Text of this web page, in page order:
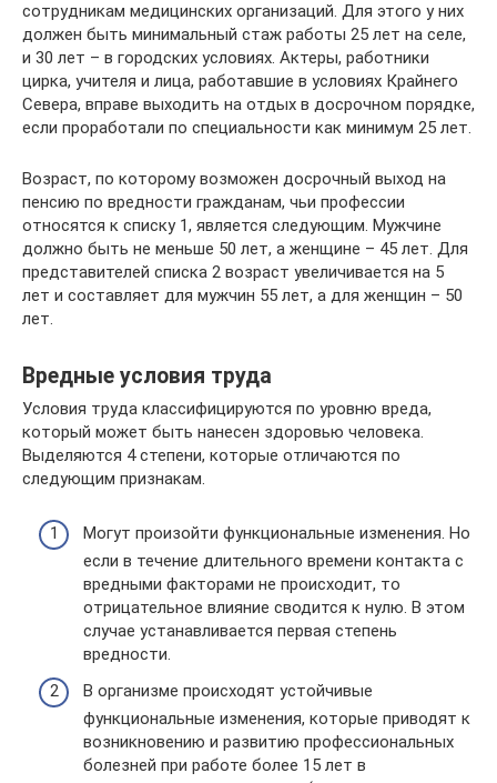
сотрудникам медицинских организаций. Для этого у них
должен быть минимальный стаж работы 25 лет на селе,
и 30 лет – в городских условиях. Актеры, работники
цирка, учителя и лица, работавшие в условиях Крайнего
Севера, вправе выходить на отдых в досрочном порядке,
если проработали по специальности как минимум 25 лет.
Возраст, по которому возможен досрочный выход на
пенсию по вредности гражданам, чьи профессии
относятся к списку 1, является следующим. Мужчине
должно быть не меньше 50 лет, а женщине – 45 лет. Для
представителей списка 2 возраст увеличивается на 5
лет и составляет для мужчин 55 лет, а для женщин – 50
лет.
Вредные условия труда
Условия труда классифицируются по уровню вреда,
который может быть нанесен здоровью человека.
Выделяются 4 степени, которые отличаются по
следующим признакам.
Могут произойти функциональные изменения. Но
если в течение длительного времени контакта с
вредными факторами не происходит, то
отрицательное влияние сводится к нулю. В этом
случае устанавливается первая степень
вредности.
В организме происходят устойчивые
функциональные изменения, которые приводят к
возникновению и развитию профессиональных
болезней при работе более 15 лет в